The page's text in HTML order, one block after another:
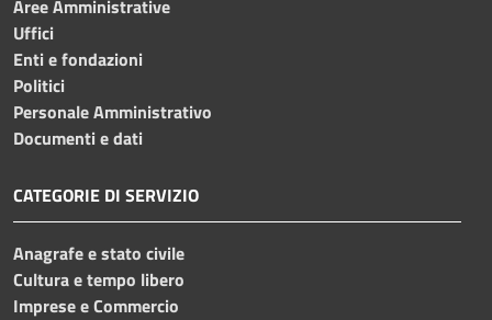
Aree Amministrative
Uffici
Enti e fondazioni
Politici
Personale Amministrativo
Documenti e dati
CATEGORIE DI SERVIZIO
Anagrafe e stato civile
Cultura e tempo libero
Imprese e Commercio